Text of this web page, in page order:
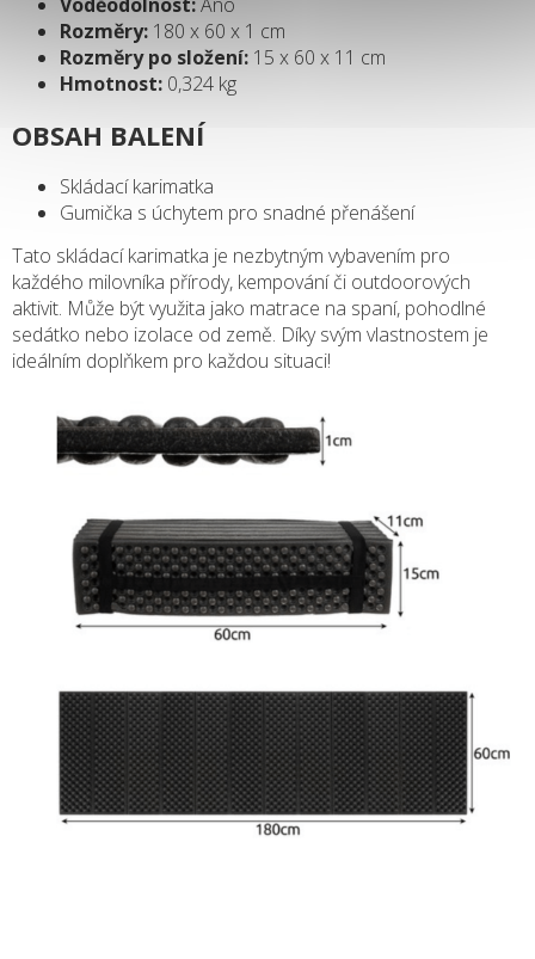
Rozměry: 180 x 60 x 1 cm
Rozměry po složení: 15 x 60 x 11 cm
Hmotnost: 0,324 kg
OBSAH BALENÍ
Skládací karimatka
Gumička s úchytem pro snadné přenášení
Tato skládací karimatka je nezbytným vybavením pro
každého milovníka přírody, kempování či outdoorových
aktivit. Může být využita jako matrace na spaní, pohodlné
sedátko nebo izolace od země. Díky svým vlastnostem je
ideálním doplňkem pro každou situaci!